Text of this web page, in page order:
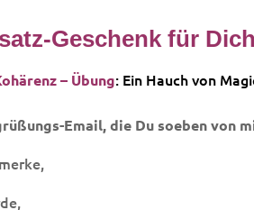
Geschenk für
– Übung: Ein Hauch von
Email, die Du soeben von